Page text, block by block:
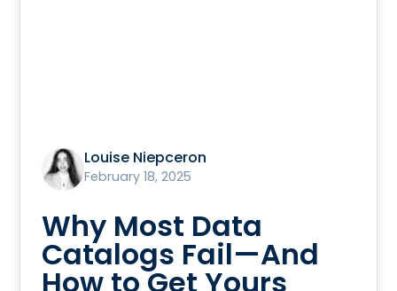
Louise Niepceron
February 18, 2025
Why Most Data
Catalogs Fail—And
How to Get Yours